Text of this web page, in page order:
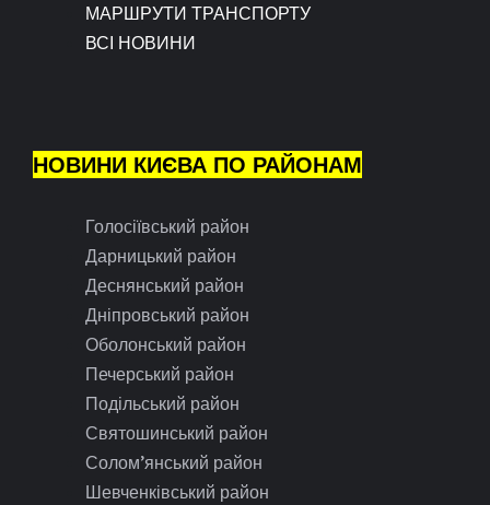
МАРШРУТИ ТРАНСПОРТУ
ВСІ НОВИНИ
НОВИНИ КИЄВА ПО РАЙОНАМ
Голосіївський район
Дарницький район
Деснянський район
Дніпровський район
Оболонський район
Печерський район
Подільський район
Святошинський район
Солом’янський район
Шевченківський район